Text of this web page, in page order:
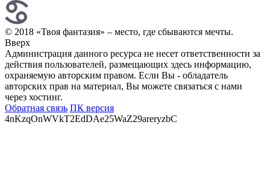
© 2018 «Твоя фантазия» – место, где сбываются мечты.
Вверх
Администрация данного ресурса не несет ответственности за
действия пользователей, размещающих здесь информацию,
охраняемую авторским правом. Если Вы - обладатель
авторских прав на материал, Вы можете связаться с нами
через хостинг.
Обратная связь ПК версия
4nKzqOnWVkT2EdDAe25WaZ29areryzbC